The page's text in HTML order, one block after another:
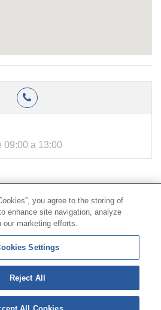
09:00 a 13:00
contratante|Reclamaciones
203|Zona Privada Comisión de
|Zona Privada Proveedor
| Mapa del sitio | Aviso legal
de Datos
cookies
you agree to the storing of
enhance site navigation, analyze
marketing efforts.
Settings
Reject All